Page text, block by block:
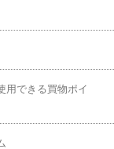
できる買物ポイ